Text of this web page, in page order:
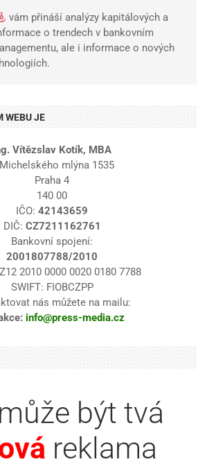
vám přináší analýzy kapitálových a
o trendech v bankovním
ale i informace o nových
WEBU JE
Vítězslav Kotík, MBA
mlýna 1535
Praha 4
140 00
IČO: 42143659
DIČ: CZ7211162761
Bankovní spojení:
2001807788/2010
2010 0000 0020 0180 7788
SWIFT: FIOBCZPP
nás můžete na mailu:
info@press-media.cz
být tvá
reklama